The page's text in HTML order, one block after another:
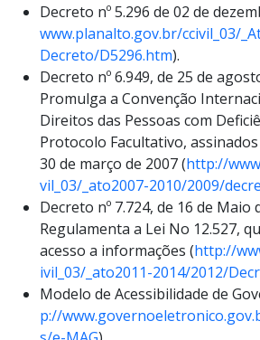
Decreto nº 5.296 de 02 de
www.planalto.gov.br/ccivil_03/
Decreto/D5296.htm).
Decreto nº 6.949, de 25 de
Promulga a Convenção
Direitos das Pessoas com
Protocolo Facultativo,
30 de março de 2007 (http://
vil_03/_ato2007-2010/2009/
Decreto nº 7.724, de 16 de Maio
Regulamenta a Lei No 12.527,
acesso a informações (http://
ivil_03/_ato2011-2014/2012/
Modelo de Acessibilidade de
p://